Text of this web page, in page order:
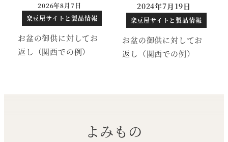
お盆の御供に対してお
返し（関西での例）
2026年8月7日
楽豆屋サイトと製品情報
お盆の御供に対してお
返し（関西での例）
投稿日
2024年7月19日
楽豆屋サイトと製品情報
よみもの